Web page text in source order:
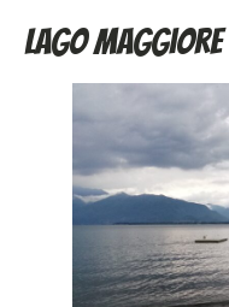
Lago Maggiore